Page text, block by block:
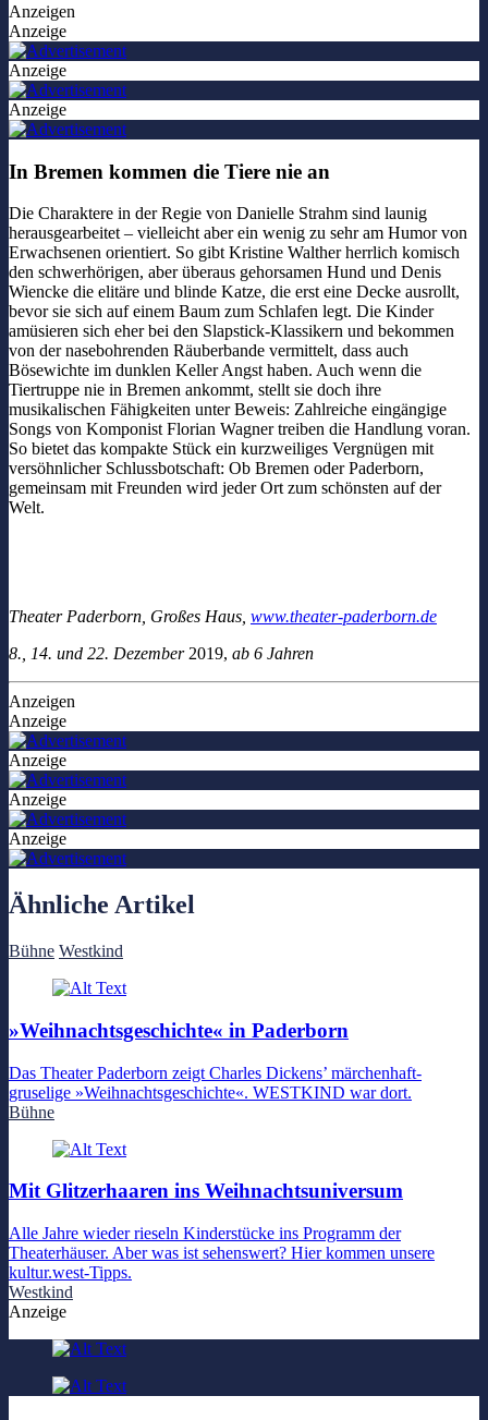
Anzeigen
Anzeige
Anzeige
Anzeige
In Bremen kommen die Tiere nie an
Die Charaktere in der Regie von Danielle Strahm sind launig
herausgearbeitet – vielleicht aber ein wenig zu sehr am Humor von
Erwachsenen orientiert. So gibt Kristine Walther herrlich komisch
den schwerhörigen, aber überaus gehorsamen Hund und Denis
Wiencke die elitäre und blinde Katze, die erst eine Decke ausrollt,
bevor sie sich auf einem Baum zum Schlafen legt. Die Kinder
amüsieren sich eher bei den Slapstick-Klassikern und bekommen
von der nasebohrenden Räuberbande vermittelt, dass auch
Bösewichte im dunklen Keller Angst haben. Auch wenn die
Tiertruppe nie in Bremen ankommt, stellt sie doch ihre
musikalischen Fähigkeiten unter Beweis: Zahlreiche eingängige
Songs von Komponist Florian Wagner treiben die Handlung voran.
So bietet das kompakte Stück ein kurzweiliges Vergnügen mit
versöhnlicher Schlussbotschaft: Ob Bremen oder Paderborn,
gemeinsam mit Freunden wird jeder Ort zum schönsten auf der
Welt.
Theater Paderborn, Großes Haus, www.theater-paderborn.de
8., 14. und 22. Dezember2019, ab 6 Jahren
Anzeigen
Anzeige
Anzeige
Anzeige
Anzeige
Ähnliche Artikel
Bühne Westkind
»Weihnachtsgeschichte« in Paderborn
Das Theater Paderborn zeigt Charles Dickens’ märchenhaft-
gruselige »Weihnachtsgeschichte«. WESTKIND war dort.
Bühne
Mit Glitzerhaaren ins Weihnachtsuniversum
Alle Jahre wieder rieseln Kinderstücke ins Programm der
Theaterhäuser. Aber was ist sehenswert? Hier kommen unsere
kultur.west-Tipps.
Westkind
Anzeige